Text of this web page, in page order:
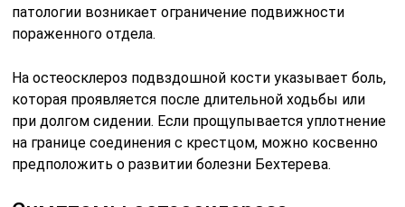
патологии возникает ограничение подвижности
пораженного отдела.
На остеосклероз подвздошной кости указывает боль,
которая проявляется после длительной ходьбы или
при долгом сидении. Если прощупывается уплотнение
на границе соединения с крестцом, можно косвенно
предположить о развитии болезни Бехтерева.